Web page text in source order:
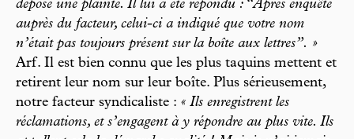
déposé une plainte. Il lui a été répondu : “Après enquête
auprès du facteur, celui-ci a indiqué que votre nom
n’était pas toujours présent sur la boîte aux lettres”. »
Arf. Il est bien connu que les plus taquins mettent et
retirent leur nom sur leur boîte. Plus sérieusement,
notre facteur syndicaliste : « Ils enregistrent les
réclamations, et s’engagent à y répondre au plus vite. Ils